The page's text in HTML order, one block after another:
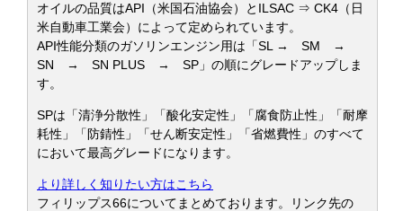
オイルの品質はAPI（米国石油協会）とILSAC ⇒ CK4（日
米自動車工業会）によって定められています。
API性能分類のガソリンエンジン用は「SL → SM →
SN → SN PLUS → SP」の順にグレードアップしま
す。
SPは「清浄分散性」「酸化安定性」「腐食防止性」「耐摩
耗性」「防錆性」「せん断安定性」「省燃費性」のすべて
において最高グレードになります。
より詳しく知りたい方はこちら
フィリップス66についてまとめております。リンク先の